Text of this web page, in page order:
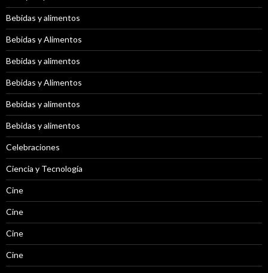
Bebidas y alimentos
Bebidas y Alimentos
Bebidas y alimentos
Bebidas y Alimentos
Bebidas y alimentos
Bebidas y alimentos
Celebraciones
Ciencia y Tecnología
Cine
Cine
Cine
Cine